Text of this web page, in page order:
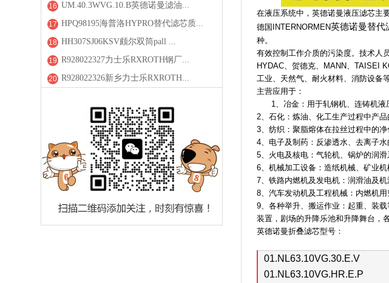
16 UM.40.3WVG.10.B英德诺曼滤油...
17 HPQ98195海普洛HYPRO替代滤芯质...
18 HH307SJ06KSV颇尔双筒pall ...
19 R928022327力士乐RXROTH钢厂...
20 R928022326新乡力士乐RXROTH...
在液压系统中，英德诺曼液压滤芯主
德国INTERNORMEN英德诺曼替代
种。
有效控制工作介质的污染度。技术人
HYDAC、贺德克、MANN、TAISEI
工业、天然气、耐火材料、消防设备等
主营应用于：
1、冶金：用于轧钢机、连铸机液
2、石化：炼油、化工生产过程中产
3、纺织：聚脂熔体在拉丝过程中的
4、电子及制药：反渗透水、去离子
5、火电及核电：气轮机、锅炉的润
6、机械加工设备：造纸机械、矿业
7、铁路内燃机及发电机：润滑油及机
8、汽车发动机及工程机械：内燃机
9、各种举升、搬运作业：起重、装
装置，剧场的升降乐池和升降舞台，
英德诺曼折叠滤芯型号：
01.NL63.10VG.30.E.V
01.NL63.10VG.HR.E.P